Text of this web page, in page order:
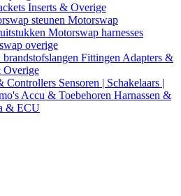
Inserts & Overige
steunen Motorswap
Motorswap harnesses
overige
Fittingen Adapters &
Overige
Controllers Sensoren | Schakelaars |
Accu & Toebehoren Harnassen &
& ECU